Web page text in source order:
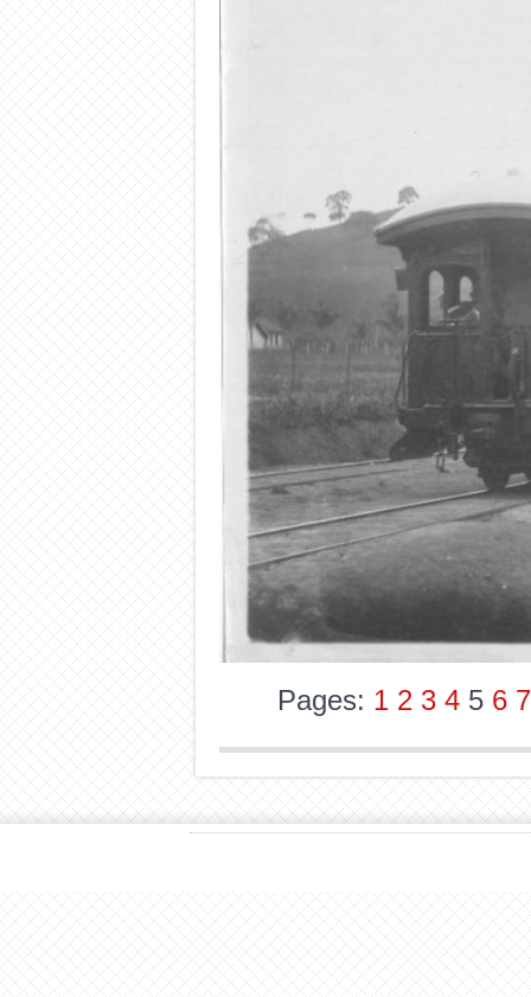
Pages: 1 2 3 4 5 6 7